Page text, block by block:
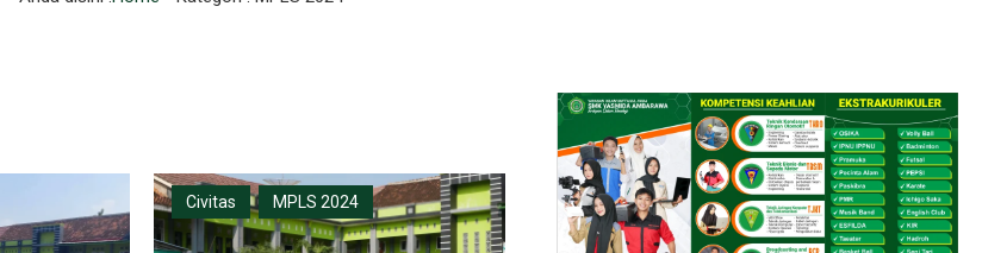
Civitas MPLS 2024